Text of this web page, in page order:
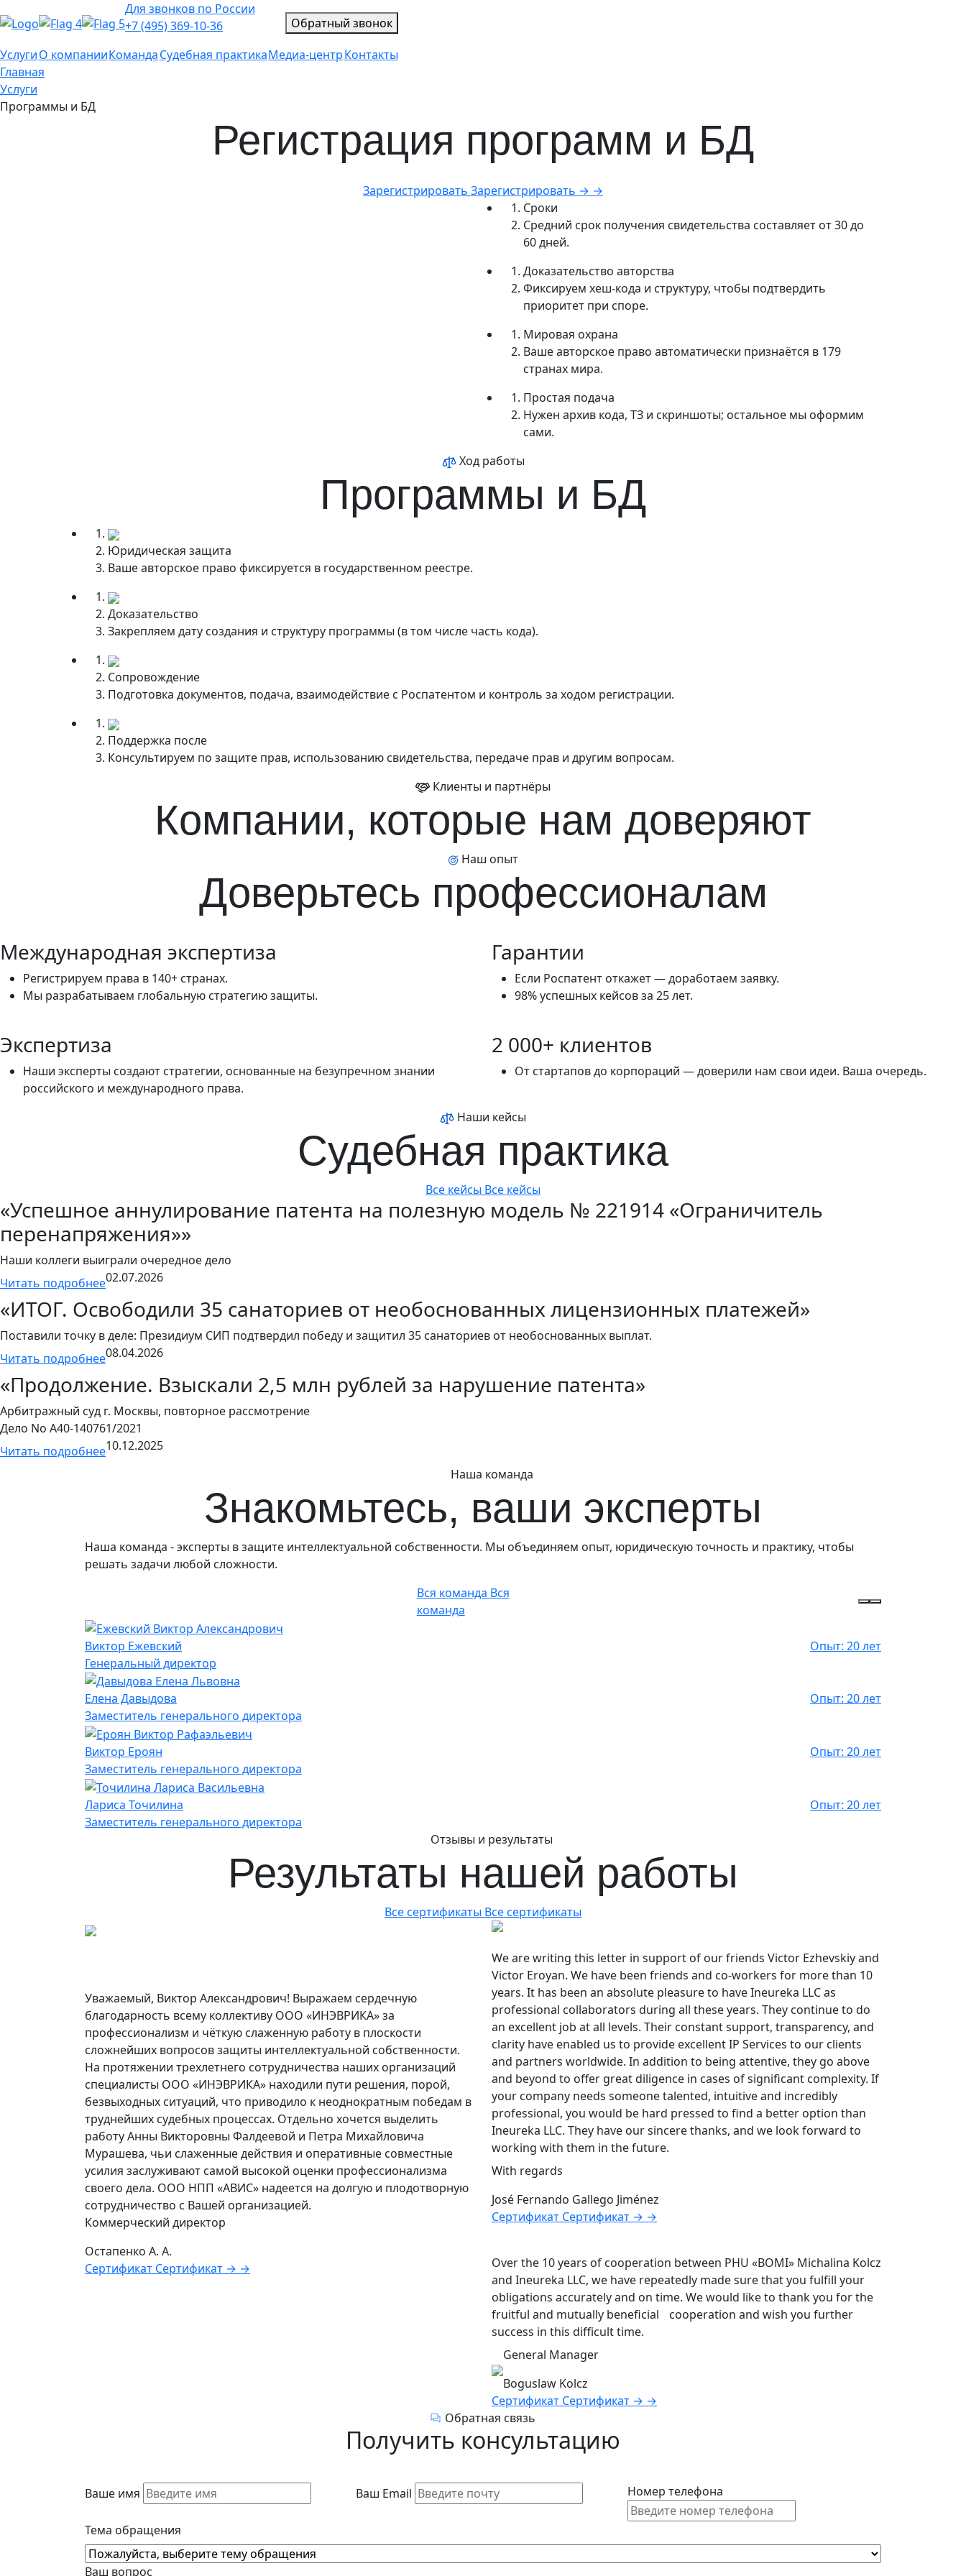
Для звонков по России
+7 (495) 369-10-36
Обратный звонок
УслугиО компанииКомандаСудебная практикаМедиа-центрКонтакты
Главная
Услуги
Программы и БД
Регистрация программ и БД
Зарегистрировать Зарегистрировать → →
Сроки
Средний срок получения свидетельства составляет от 30 до
60 дней.
Доказательство авторства
Фиксируем хеш-кода и структуру, чтобы подтвердить
приоритет при споре.
Мировая охрана
Ваше авторское право автоматически признаётся в 179
странах мира.
Простая подача
Нужен архив кода, ТЗ и скриншоты; остальное мы оформим
сами.
Ход работы
Программы и БД
Юридическая защита
Ваше авторское право фиксируется в государственном реестре.
Доказательство
Закрепляем дату создания и структуру программы (в том числе часть кода).
Сопровождение
Подготовка документов, подача, взаимодействие с Роспатентом и контроль за ходом регистрации.
Поддержка после
Консультируем по защите прав, использованию свидетельства, передаче прав и другим вопросам.
Клиенты и партнёры
Компании, которые нам доверяют
Наш опыт
Доверьтесь профессионалам
Международная экспертиза
Регистрируем права в 140+ странах.
Мы разрабатываем глобальную стратегию защиты.
Гарантии
Если Роспатент откажет — доработаем заявку.
98% успешных кейсов за 25 лет.
Экспертиза
Наши эксперты создают стратегии, основанные на безупречном знании
российского и международного права.
2 000+ клиентов
От стартапов до корпораций — доверили нам свои идеи. Ваша очередь.
Наши кейсы
Судебная практика
Все кейсы Все кейсы
«Успешное аннулирование патента на полезную модель № 221914 «Ограничитель
перенапряжения»»
Наши коллеги выиграли очередное дело
Читать подробнее02.07.2026
«ИТОГ. Освободили 35 санаториев от необоснованных лицензионных платежей»
Поставили точку в деле: Президиум СИП подтвердил победу и защитил 35 санаториев от необоснованных выплат.
Читать подробнее08.04.2026
«Продолжение. Взыскали 2,5 млн рублей за нарушение патента»
Арбитражный суд г. Москвы, повторное рассмотрение
Дело No А40-140761/2021
Читать подробнее10.12.2025
Наша команда
Знакомьтесь, ваши эксперты
Наша команда - эксперты в защите интеллектуальной собственности. Мы объединяем опыт, юридическую точность и практику, чтобы
решать задачи любой сложности.
Вся команда Вся
команда
Виктор Ежевский
Генеральный директор
Опыт: 20 лет
Елена Давыдова
Заместитель генерального директора
Опыт: 20 лет
Виктор Ероян
Заместитель генерального директора
Опыт: 20 лет
Лариса Точилина
Заместитель генерального директора
Опыт: 20 лет
Отзывы и результаты
Результаты нашей работы
Все сертификаты Все сертификаты
Уважаемый, Виктор Александрович! Выражаем сердечную
благодарность всему коллективу ООО «ИНЭВРИКА» за
профессионализм и чёткую слаженную работу в плоскости
сложнейших вопросов защиты интеллектуальной собственности.
На протяжении трехлетнего сотрудничества наших организаций
специалисты ООО «ИНЭВРИКА» находили пути решения, порой,
безвыходных ситуаций, что приводило к неоднократным победам в
труднейших судебных процессах. Отдельно хочется выделить
работу Анны Викторовны Фалдеевой и Петра Михайловича
Мурашева, чьи слаженные действия и оперативные совместные
усилия заслуживают самой высокой оценки профессионализма
своего дела. ООО НПП «АВИС» надеется на долгую и плодотворную
сотрудничество с Вашей организацией.
Коммерческий директор
Остапенко А. А.
Сертификат Сертификат → →
We are writing this letter in support of our friends Victor Ezhevskiy and
Victor Eroyan. We have been friends and co-workers for more than 10
years. It has been an absolute pleasure to have Ineureka LLC as
professional collaborators during all these years. They continue to do
an excellent job at all levels. Their constant support, transparency, and
clarity have enabled us to provide excellent IP Services to our clients
and partners worldwide. In addition to being attentive, they go above
and beyond to offer great diligence in cases of significant complexity. If
your company needs someone talented, intuitive and incredibly
professional, you would be hard pressed to find a better option than
Ineureka LLC. They have our sincere thanks, and we look forward to
working with them in the future.
With regards
José Fernando Gallego Jiménez
Сертификат Сертификат → →
Over the 10 years of cooperation between PHU «BOMI» Michalina Kolcz
and Ineureka LLC, we have repeatedly made sure that you fulfill your
obligations accurately and on time. We would like to thank you for the
fruitful and mutually beneficial cooperation and wish you further
success in this difficult time.
General Manager
Boguslaw Kolcz
Сертификат Сертификат → →
Обратная связь
Получить консультацию
Ваше имя Ваш Email Номер телефона
Тема обращения
Ваш вопрос